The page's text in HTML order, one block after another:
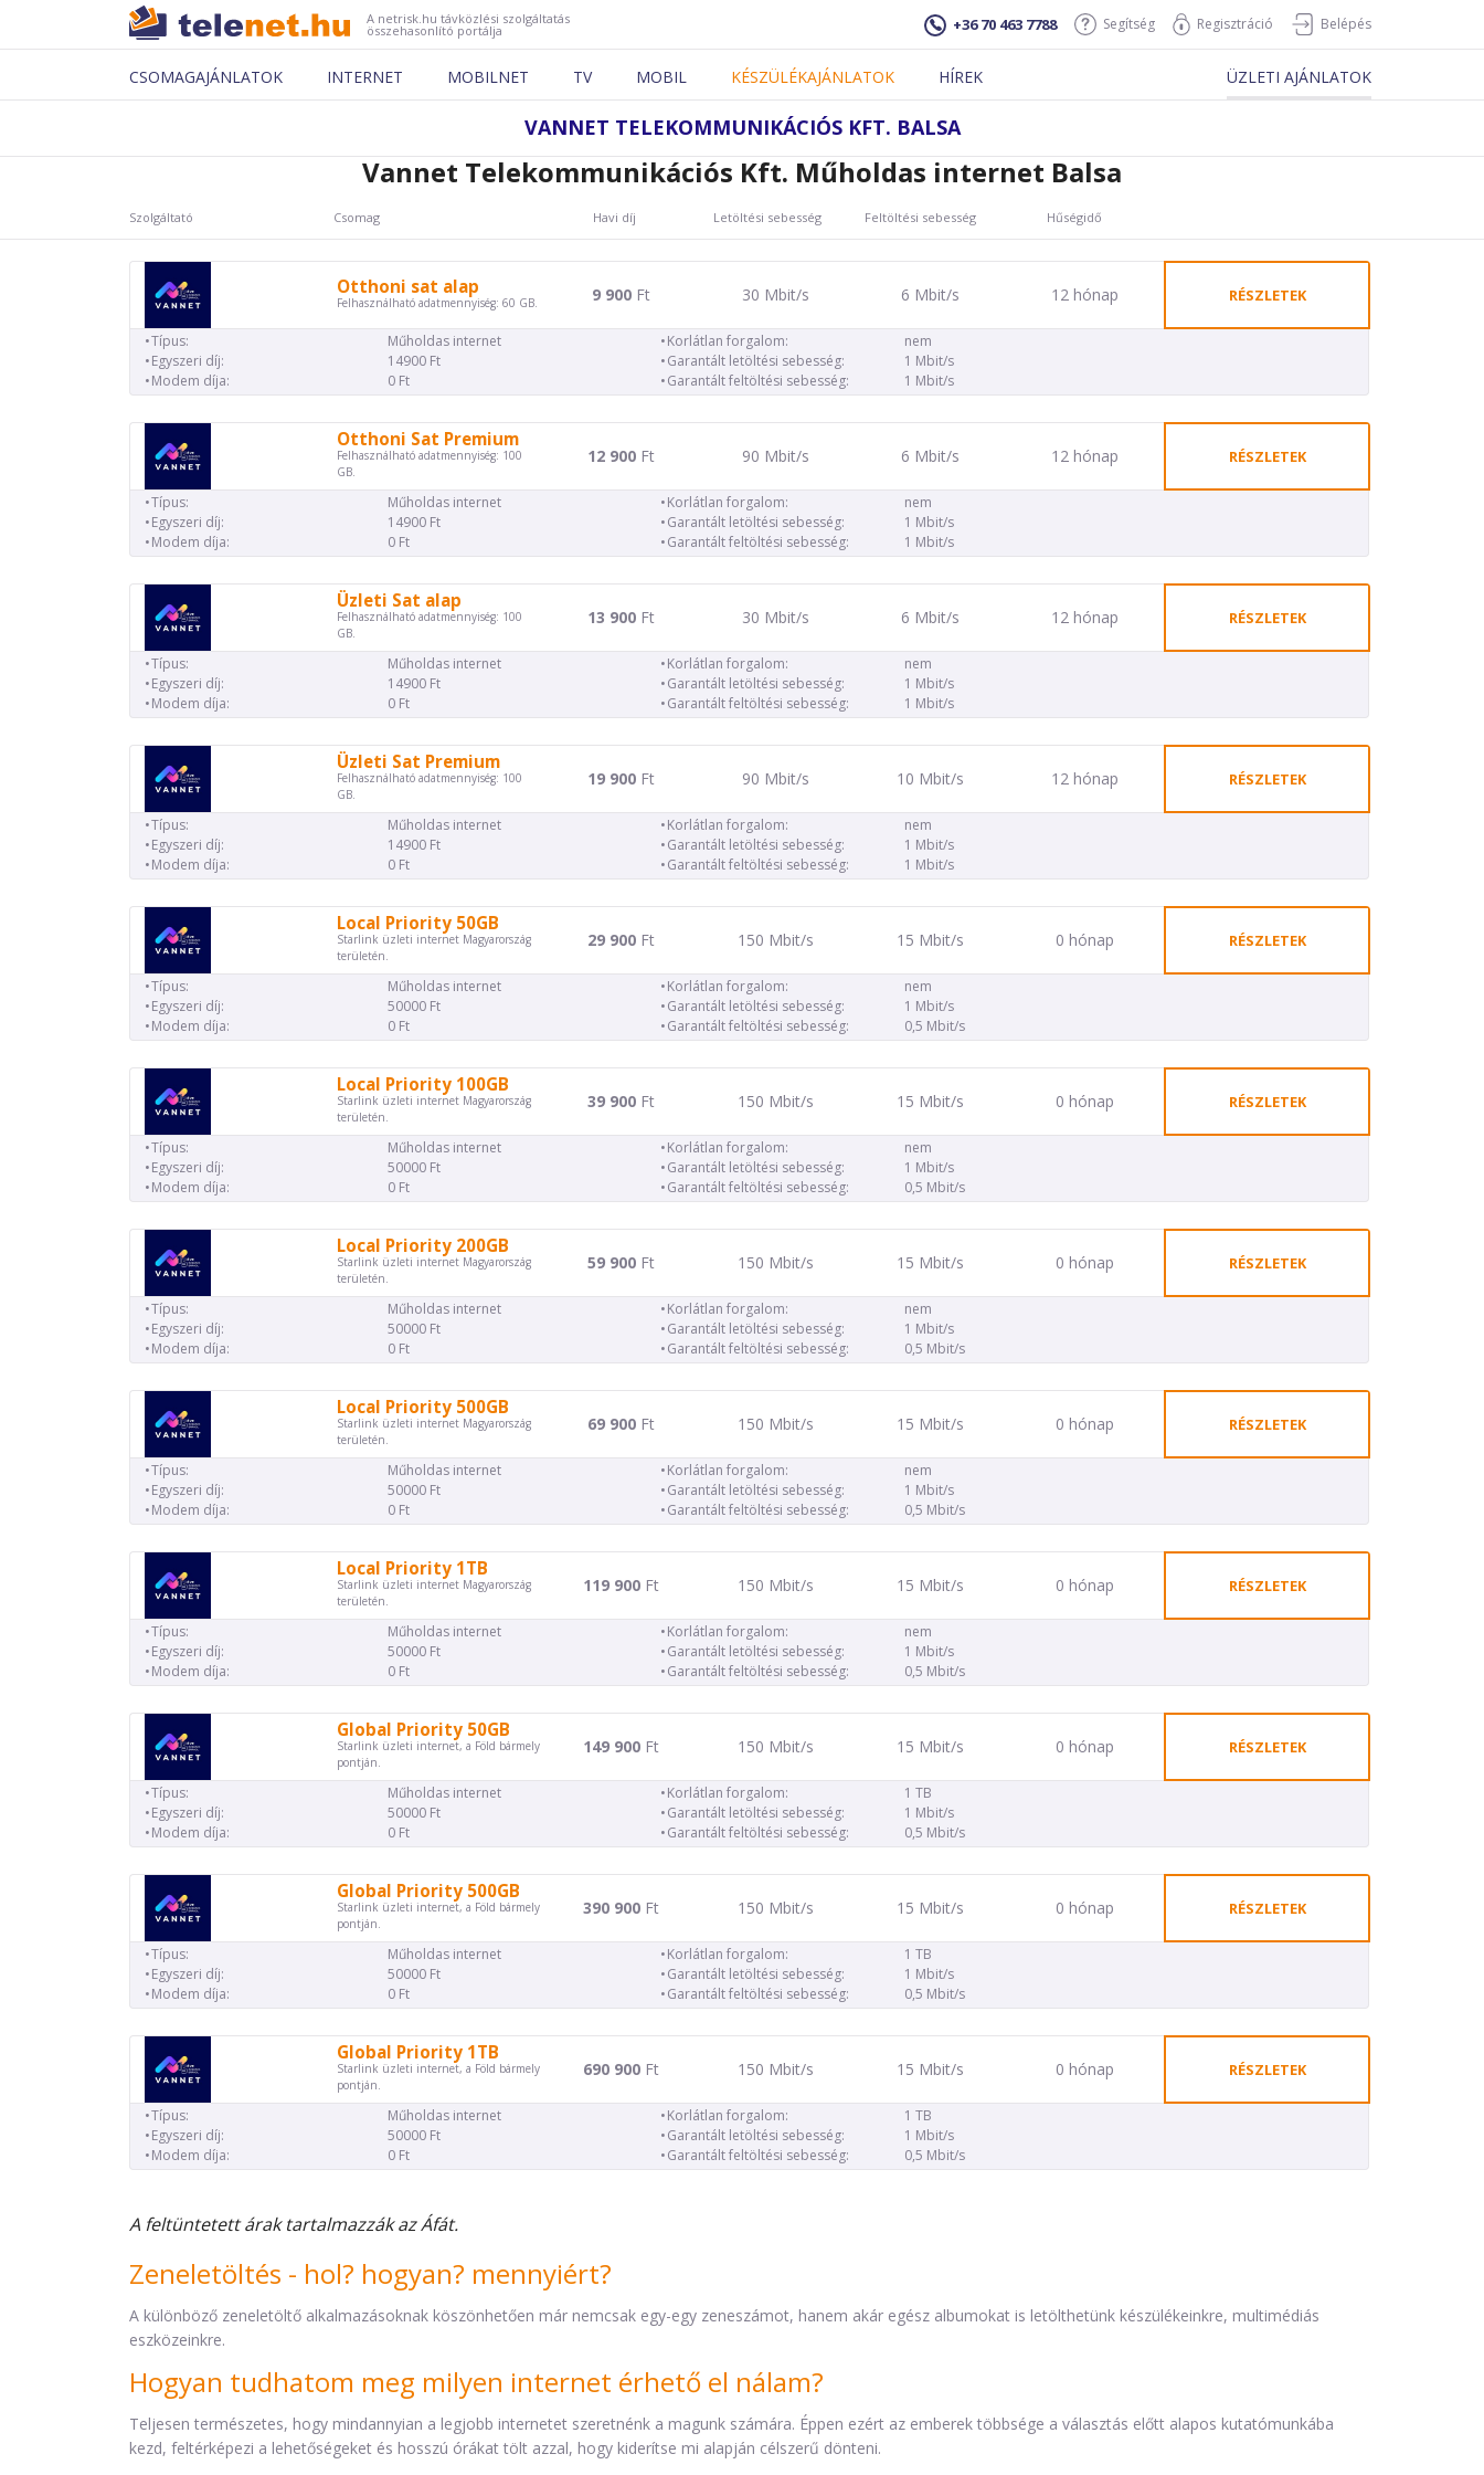
A netrisk.hu távközlési szolgáltatás
összehasonlító portálja +36 70 463 7788 Segítség Regisztráció Belépés
CSOMAGAJÁNLATOK INTERNET MOBILNET TV MOBIL KÉSZÜLÉKAJÁNLATOK HÍREK ÜZLETI AJÁNLATOK
VANNET TELEKOMMUNIKÁCIÓS KFT. BALSA
Vannet Telekommunikációs Kft. Műholdas internet Balsa
Szolgáltató Csomag Havi díj Letöltési sebesség Feltöltési sebesség Hűségidő
Otthoni sat alap
Felhasználható adatmennyiség: 60 GB. 9 900Ft 30 Mbit/s 6 Mbit/s 12 hónap RÉSZLETEK
Típus:
Műholdas internet
Egyszeri díj:
14900 Ft
Modem díja:
0 Ft
Korlátlan forgalom:
nem
Garantált letöltési sebesség:
1 Mbit/s
Garantált feltöltési sebesség:
1 Mbit/s
Otthoni Sat Premium
Felhasználható adatmennyiség: 100
GB.
12 900Ft 90 Mbit/s 6 Mbit/s 12 hónap RÉSZLETEK
Típus:
Műholdas internet
Egyszeri díj:
14900 Ft
Modem díja:
0 Ft
Korlátlan forgalom:
nem
Garantált letöltési sebesség:
1 Mbit/s
Garantált feltöltési sebesség:
1 Mbit/s
Üzleti Sat alap
Felhasználható adatmennyiség: 100
GB.
13 900Ft 30 Mbit/s 6 Mbit/s 12 hónap RÉSZLETEK
Típus:
Műholdas internet
Egyszeri díj:
14900 Ft
Modem díja:
0 Ft
Korlátlan forgalom:
nem
Garantált letöltési sebesség:
1 Mbit/s
Garantált feltöltési sebesség:
1 Mbit/s
Üzleti Sat Premium
Felhasználható adatmennyiség: 100
GB.
19 900Ft 90 Mbit/s 10 Mbit/s 12 hónap RÉSZLETEK
Típus:
Műholdas internet
Egyszeri díj:
14900 Ft
Modem díja:
0 Ft
Korlátlan forgalom:
nem
Garantált letöltési sebesség:
1 Mbit/s
Garantált feltöltési sebesség:
1 Mbit/s
Local Priority 50GB
Starlink üzleti internet Magyarország
területén.
29 900Ft 150 Mbit/s 15 Mbit/s 0 hónap RÉSZLETEK
Típus:
Műholdas internet
Egyszeri díj:
50000 Ft
Modem díja:
0 Ft
Korlátlan forgalom:
nem
Garantált letöltési sebesség:
1 Mbit/s
Garantált feltöltési sebesség:
0,5 Mbit/s
Local Priority 100GB
Starlink üzleti internet Magyarország
területén.
39 900Ft 150 Mbit/s 15 Mbit/s 0 hónap RÉSZLETEK
Típus:
Műholdas internet
Egyszeri díj:
50000 Ft
Modem díja:
0 Ft
Korlátlan forgalom:
nem
Garantált letöltési sebesség:
1 Mbit/s
Garantált feltöltési sebesség:
0,5 Mbit/s
Local Priority 200GB
Starlink üzleti internet Magyarország
területén.
59 900Ft 150 Mbit/s 15 Mbit/s 0 hónap RÉSZLETEK
Típus:
Műholdas internet
Egyszeri díj:
50000 Ft
Modem díja:
0 Ft
Korlátlan forgalom:
nem
Garantált letöltési sebesség:
1 Mbit/s
Garantált feltöltési sebesség:
0,5 Mbit/s
Local Priority 500GB
Starlink üzleti internet Magyarország
területén.
69 900Ft 150 Mbit/s 15 Mbit/s 0 hónap RÉSZLETEK
Típus:
Műholdas internet
Egyszeri díj:
50000 Ft
Modem díja:
0 Ft
Korlátlan forgalom:
nem
Garantált letöltési sebesség:
1 Mbit/s
Garantált feltöltési sebesség:
0,5 Mbit/s
Local Priority 1TB
Starlink üzleti internet Magyarország
területén.
119 900Ft 150 Mbit/s 15 Mbit/s 0 hónap RÉSZLETEK
Típus:
Műholdas internet
Egyszeri díj:
50000 Ft
Modem díja:
0 Ft
Korlátlan forgalom:
nem
Garantált letöltési sebesség:
1 Mbit/s
Garantált feltöltési sebesség:
0,5 Mbit/s
Global Priority 50GB
Starlink üzleti internet, a Föld bármely
pontján.
149 900Ft 150 Mbit/s 15 Mbit/s 0 hónap RÉSZLETEK
Típus:
Műholdas internet
Egyszeri díj:
50000 Ft
Modem díja:
0 Ft
Korlátlan forgalom:
1 TB
Garantált letöltési sebesség:
1 Mbit/s
Garantált feltöltési sebesség:
0,5 Mbit/s
Global Priority 500GB
Starlink üzleti internet, a Föld bármely
pontján.
390 900Ft 150 Mbit/s 15 Mbit/s 0 hónap RÉSZLETEK
Típus:
Műholdas internet
Egyszeri díj:
50000 Ft
Modem díja:
0 Ft
Korlátlan forgalom:
1 TB
Garantált letöltési sebesség:
1 Mbit/s
Garantált feltöltési sebesség:
0,5 Mbit/s
Global Priority 1TB
Starlink üzleti internet, a Föld bármely
pontján.
690 900Ft 150 Mbit/s 15 Mbit/s 0 hónap RÉSZLETEK
Típus:
Műholdas internet
Egyszeri díj:
50000 Ft
Modem díja:
0 Ft
Korlátlan forgalom:
1 TB
Garantált letöltési sebesség:
1 Mbit/s
Garantált feltöltési sebesség:
0,5 Mbit/s
A feltüntetett árak tartalmazzák az Áfát.
Zeneletöltés - hol? hogyan? mennyiért?
A különböző zeneletöltő alkalmazásoknak köszönhetően már nemcsak egy-egy zeneszámot, hanem akár egész albumokat is letölthetünk készülékeinkre, multimédiás
eszközeinkre.
Hogyan tudhatom meg milyen internet érhető el nálam?
Teljesen természetes, hogy mindannyian a legjobb internetet szeretnénk a magunk számára. Éppen ezért az emberek többsége a választás előtt alapos kutatómunkába
kezd, feltérképezi a lehetőségeket és hosszú órákat tölt azzal, hogy kiderítse mi alapján célszerű dönteni.